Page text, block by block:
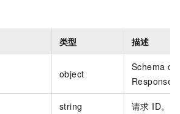
类型 描述
object
Schema of
Response
string 请求 ID。